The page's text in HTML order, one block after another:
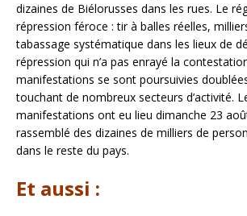
dizaines de Biélorusses dans les rues. Le
répression féroce : tir à balles réelles,
tabassage systématique dans les lieux de
répression qui n’a pas enrayé la
manifestations se sont poursuivies
touchant de nombreux secteurs d’activité.
manifestations ont eu lieu dimanche 23
rassemblé des dizaines de milliers de
dans le reste du pays.
Et aussi :